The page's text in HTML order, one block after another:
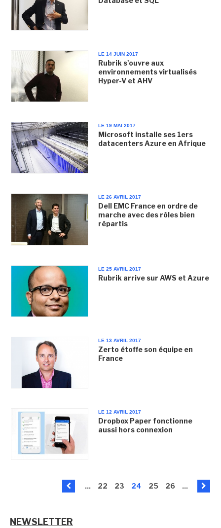
LE 14 JUIN 2017
Rubrik s'ouvre aux
environnements virtualisés
Hyper-V et AHV
LE 19 MAI 2017
Microsoft installe ses 1ers
datacenters Azure en Afrique
LE 26 AVRIL 2017
Dell EMC France en ordre de
marche avec des rôles bien
répartis
LE 25 AVRIL 2017
Rubrik arrive sur AWS et Azure
LE 13 AVRIL 2017
Zerto étoffe son équipe en
France
LE 12 AVRIL 2017
Dropbox Paper fonctionne
aussi hors connexion
... 22 23 24 25 26 ...
NEWSLETTER